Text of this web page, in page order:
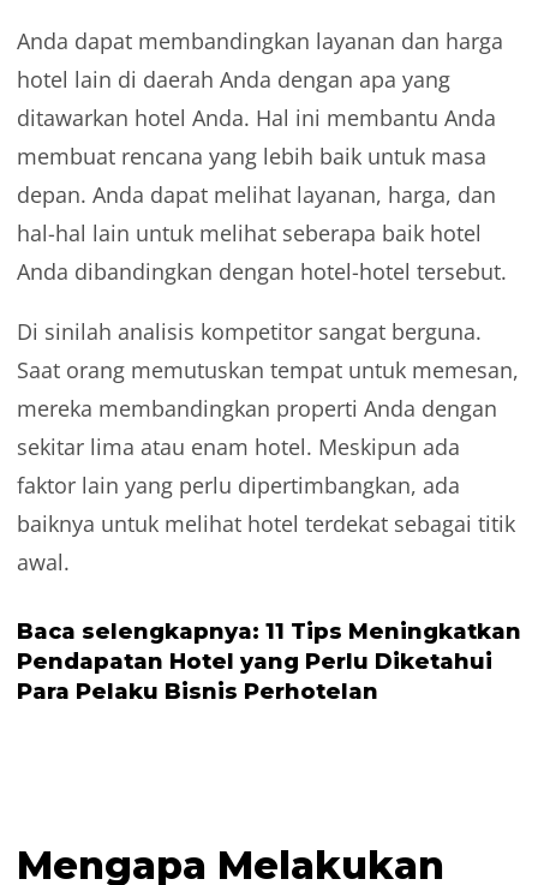
Anda dapat membandingkan layanan dan harga
hotel lain di daerah Anda dengan apa yang
ditawarkan hotel Anda. Hal ini membantu Anda
membuat rencana yang lebih baik untuk masa
depan. Anda dapat melihat layanan, harga, dan
hal-hal lain untuk melihat seberapa baik hotel
Anda dibandingkan dengan hotel-hotel tersebut.
Di sinilah analisis kompetitor sangat berguna.
Saat orang memutuskan tempat untuk memesan,
mereka membandingkan properti Anda dengan
sekitar lima atau enam hotel. Meskipun ada
faktor lain yang perlu dipertimbangkan, ada
baiknya untuk melihat hotel terdekat sebagai titik
awal.
Baca selengkapnya: 11 Tips Meningkatkan
Pendapatan Hotel yang Perlu Diketahui
Para Pelaku Bisnis Perhotelan
Mengapa Melakukan